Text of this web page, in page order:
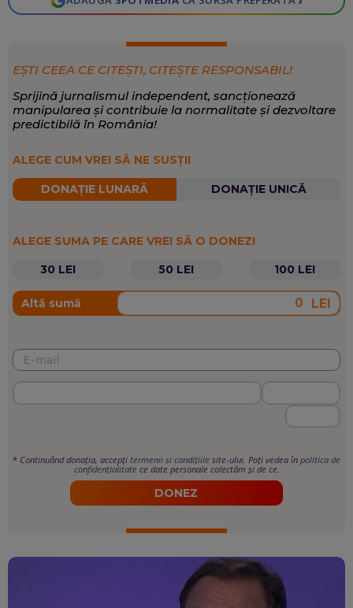
EȘTI CEEA CE CITEȘTI, CITEȘTE RESPONSABIL!
Sprijină jurnalismul independent, sancționează
manipularea și contribuie la normalitate și dezvoltare
predictibilă în România!
ALEGE CUM VREI SĂ NE SUSȚII
DONAȚIE LUNARĂ DONAȚIE UNICĂ
ALEGE SUMA PE CARE VREI SĂ O DONEZI
30 LEI
50 LEI 100 LEI
Altă sumă LEI
* Continuând donația, accepți termenii si condițiile site-ului. Poți vedea în politica de
confidențialitate ce date personale colectăm și de ce.
DONEZ